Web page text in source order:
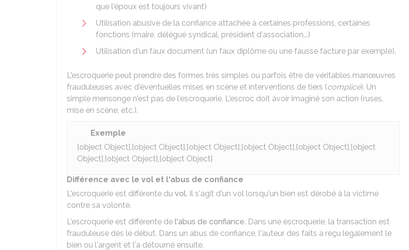
que l'époux est toujours vivant)
Utilisation abusive de la confiance attachée à certaines professions, certaines
fonctions (maire, délégué syndical, président d'association...)
Utilisation d'un faux document (un faux diplôme ou une fausse facture par exemple).
L'escroquerie peut prendre des formes très simples ou parfois être de véritables manœuvres
frauduleuses avec d'éventuelles mises en scène et interventions de tiers (complice). Un
simple mensonge n'est pas de l'escroquerie. L'escroc doit avoir imaginé son action (ruses,
mise en scène, etc.).
Exemple
[object Object],[object Object],[object Object],[object Object],[object Object],[object
Object],[object Object],[object Object]
Différence avec le vol et l'abus de confiance
L'escroquerie est différente du vol. Il s'agit d'un vol lorsqu'un bien est dérobé à la victime
contre sa volonté.
L'escroquerie est différente de l'abus de confiance. Dans une escroquerie, la transaction est
frauduleuse dès le début. Dans un abus de confiance, l'auteur des faits a reçu légalement le
bien ou l'argent et l'a détourné ensuite.